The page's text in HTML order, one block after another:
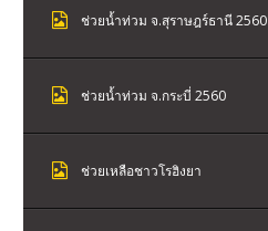
ช่วยน้ำท่วม จ.สุราษฎร์ธานี 2560
ช่วยน้ำท่วม จ.กระบี่ 2560
ช่วยเหลือชาวโรฮิงยา